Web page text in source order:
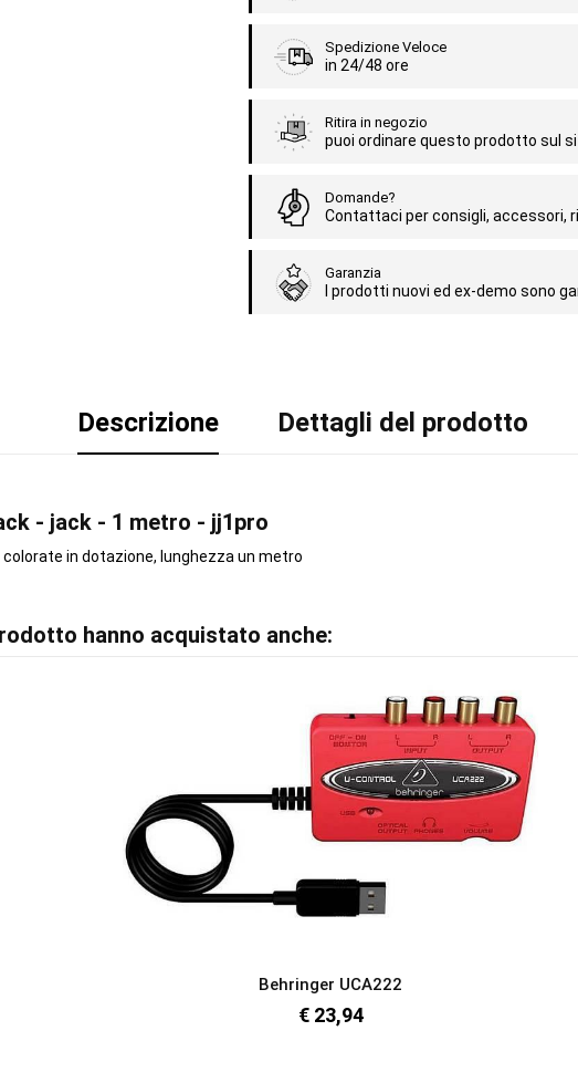
Spedizione Veloce
in 24/48 ore
Ritira in negozio
puoi ordinare questo prodotto sul
Domande?
Contattaci per consigli, accessori,
Garanzia
I prodotti nuovi ed ex-demo sono
Descrizione Dettagli del prodotto
- jack - 1 metro - jj1pro
in dotazione, lunghezza un metro
hanno acquistato anche:
Behringer UCA222
€ 23,94